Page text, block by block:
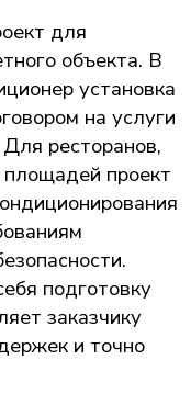
для
объекта. В
установка
на услуги
ресторанов,
проект
подготовку
заказчику
и точно